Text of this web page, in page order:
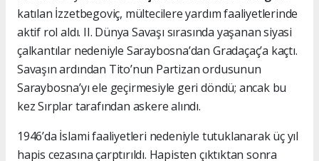
katılan İzzetbegoviç, mültecilere yardım faaliyetlerinde
aktif rol aldı. II. Dünya Savaşı sırasında yaşanan siyasi
çalkantılar nedeniyle Saraybosna’dan Gradaçaç’a kaçtı.
Savaşın ardından Tito’nun Partizan ordusunun
Saraybosna’yı ele geçirmesiyle geri döndü; ancak bu
kez Sırplar tarafından askere alındı.
1946’da İslami faaliyetleri nedeniyle tutuklanarak üç yıl
hapis cezasına çarptırıldı. Hapisten çıktıktan sonra